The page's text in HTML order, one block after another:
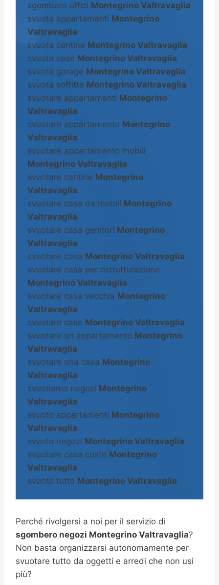
sgombero uffici Montegrino Valtravaglia
svuota appartamenti Montegrino
Valtravaglia
svuota cantine Montegrino Valtravaglia
svuota case Montegrino Valtravaglia
svuota garage Montegrino Valtravaglia
svuota soffitte Montegrino Valtravaglia
svuotare appartamenti Montegrino
Valtravaglia
svuotare appartamento Montegrino
Valtravaglia
svuotare appartamento mobili
Montegrino Valtravaglia
svuotare cantine Montegrino
Valtravaglia
svuotare casa da mobili Montegrino
Valtravaglia
svuotare casa genitori Montegrino
Valtravaglia
svuotare casa Montegrino Valtravaglia
svuotare casa per ristrutturazione
Montegrino Valtravaglia
svuotare casa vecchia Montegrino
Valtravaglia
svuotare case Montegrino Valtravaglia
svuotare un appartamento Montegrino
Valtravaglia
svuotare una casa Montegrino
Valtravaglia
svuotiamo negozi Montegrino
Valtravaglia
svuoto appartamenti Montegrino
Valtravaglia
svuoto negozi Montegrino Valtravaglia
svuotare casa costo Montegrino
Valtravaglia
svuoto tutto Montegrino Valtravaglia
Perché rivolgersi a noi per il servizio di
sgombero negozi Montegrino Valtravaglia?
Non basta organizzarsi autonomamente per
svuotare tutto da oggetti e arredi che non usi
più?